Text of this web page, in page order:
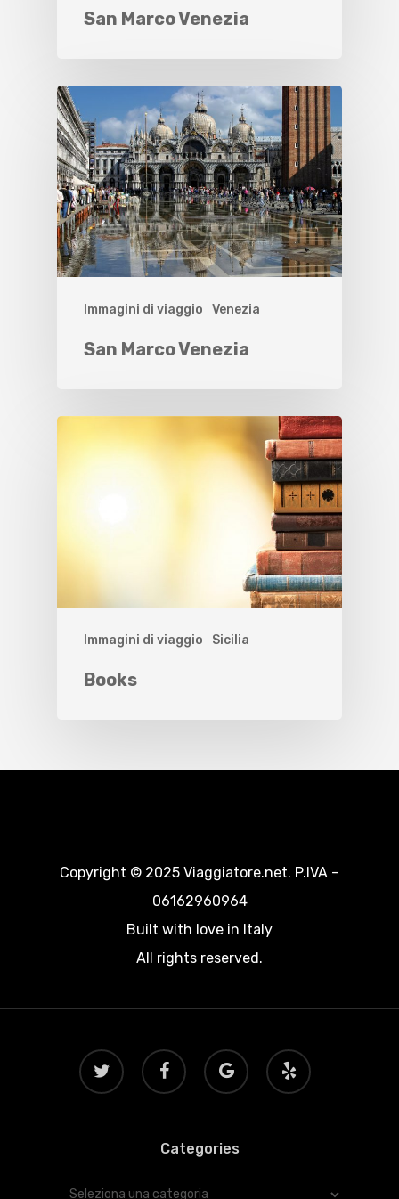
San Marco Venezia
Immagini di viaggio Venezia
San Marco Venezia
Immagini di viaggio Sicilia
Books
Copyright © 2025 Viaggiatore.net. P.IVA –
06162960964
Built with love in Italy
All rights reserved.
twitter facebook
google-
plus
yelp
Categories
Categories